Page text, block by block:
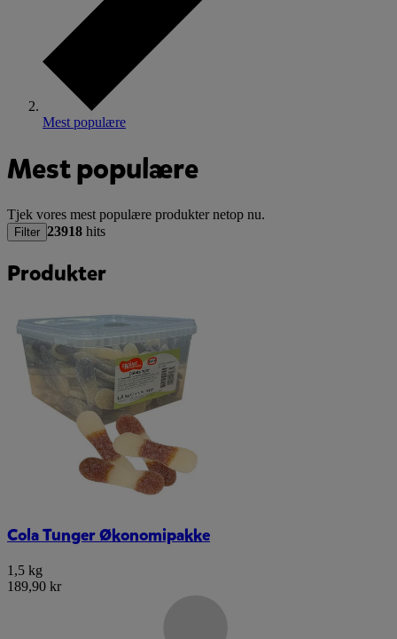
Mest populære
Mest populære
Tjek vores mest populære produkter netop nu.
Filter 23918 hits
Produkter
Cola Tunger Økonomipakke
1,5 kg
189,90 kr